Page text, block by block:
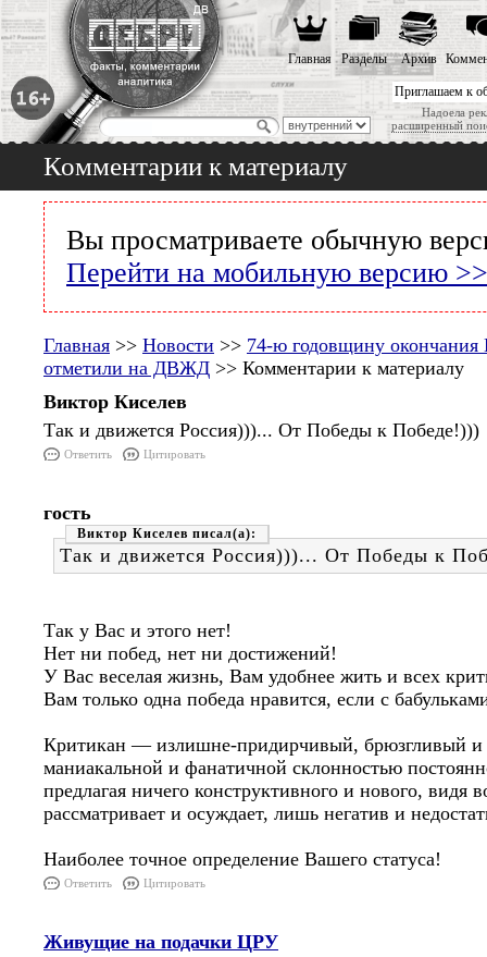
Приглашаем к
Надоела
расширенный
Главная Разделы Архив
Комментарии к материалу
Вы просматриваете обычную
Перейти на мобильную версию >>
Главная >> Новости >> 74-ю годовщину
отметили на ДВЖД >> Комментарии к материалу
Виктор Киселев
Так и движется Россия)))... От Победы к Победе!)))
Ответить Цитировать
гость
Виктор Киселев
Так и движется Россия)))... От Победы к
Так у Вас и этого нет!
Нет ни побед, нет ни достижений!
У Вас веселая жизнь, Вам удобнее жить и всех
Вам только одна победа нравится, если с
Критикан — излишне-придирчивый, брюзгливый и
маниакальной и фанатичной склонностью
предлагая ничего конструктивного и нового, видя
рассматривает и осуждает, лишь негатив и
Наиболее точное определение Вашего статуса!
Ответить Цитировать
Живущие на подачки ЦРУ